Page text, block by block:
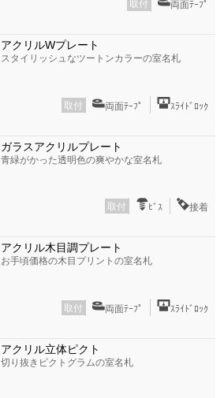
取付 両面ﾃｰﾌﾟ
アクリルWプレート
スタイリッシュなツートンカラーの室名札
取付 両面ﾃｰﾌﾟ ｽﾗｲﾄﾞﾛｯｸ
ガラスアクリルプレート
青緑がかった透明色の爽やかな室名札
取付 ﾋﾞｽ 接着
アクリル木目調プレート
お手頃価格の木目プリントの室名札
取付 両面ﾃｰﾌﾟ ｽﾗｲﾄﾞﾛｯｸ
アクリル立体ピクト
切り抜きピクトグラムの室名札